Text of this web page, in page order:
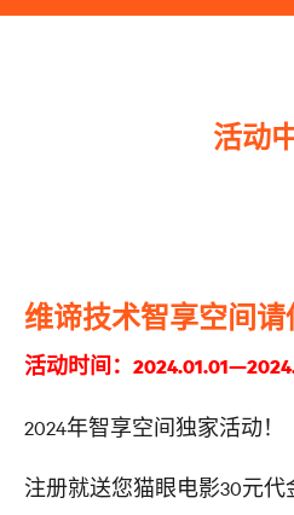
活动
维谛技术智享空间请
活动时间：
2024年智享空间独家活动！
注册就送您猫眼电影30元代